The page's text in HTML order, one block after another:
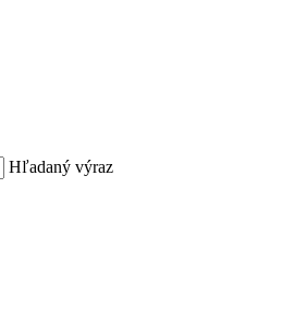
Hľadaný výraz